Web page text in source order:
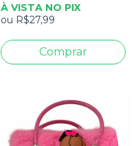
À VISTA NO PIX
ou R$27,99